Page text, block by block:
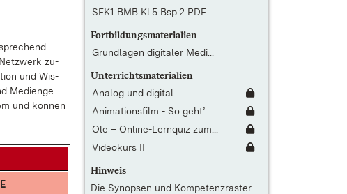
zu­
und Wis­
Me­di­en­ge­
und kön­nen
E
SEK1 BMB Kl.5 Bsp.2 PDF
Fortbildungsmaterialien
Grundlagen digitaler Medi...
Unterrichtsmaterialien
Analog und digital
Animationsfilm - So geht’...
Ole – Online-Lernquiz zum...
Videokurs II
Hinweis
Die Synopsen und Kompetenzraster